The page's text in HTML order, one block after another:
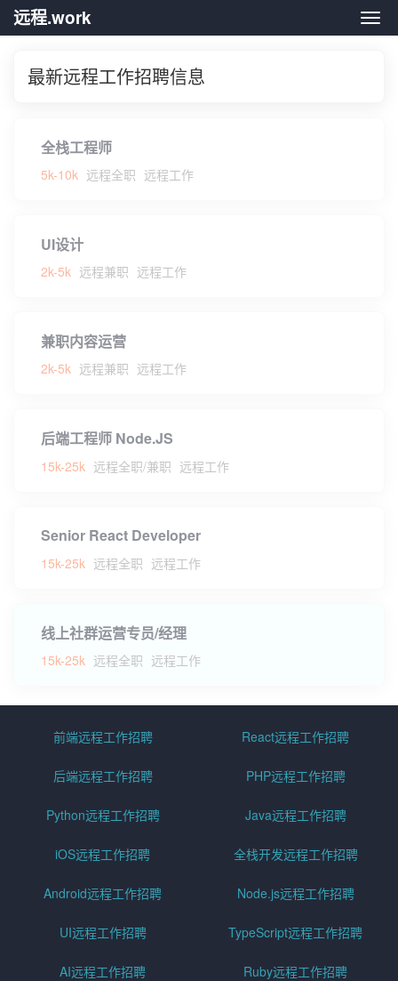
远
远程.work
最新远程工作招聘信息
全栈工程师
5k-10k 远程全职 远程工作
UI设计
2k-5k 远程兼职 远程工作
兼职内容运营
2k-5k 远程兼职 远程工作
后端工程师 Node.JS
15k-25k 远程全职/兼职 远程工作
Senior React Developer
15k-25k 远程全职 远程工作
线上社群运营专员/经理
15k-25k 远程全职 远程工作
前端远程工作招聘 React远程工作招聘
后端远程工作招聘 PHP远程工作招聘
Python远程工作招聘 Java远程工作招聘
iOS远程工作招聘 全栈开发远程工作招聘
Android远程工作招聘 Node.js远程工作招聘
UI远程工作招聘 TypeScript远程工作招聘
AI远程工作招聘 Ruby远程工作招聘